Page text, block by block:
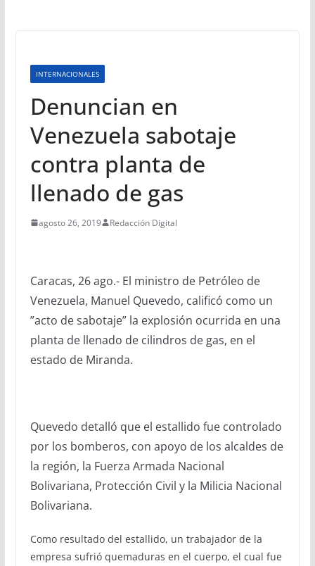
INTERNACIONALES
Denuncian en
Venezuela sabotaje
contra planta de
llenado de gas
agosto 26, 2019 Redacción Digital
Caracas, 26 ago.- El ministro de Petróleo de
Venezuela, Manuel Quevedo, calificó como un
”acto de sabotaje” la explosión ocurrida en una
planta de llenado de cilindros de gas, en el
estado de Miranda.
Quevedo detalló que el estallido fue controlado
por los bomberos, con apoyo de los alcaldes de
la región, la Fuerza Armada Nacional
Bolivariana, Protección Civil y la Milicia Nacional
Bolivariana.
Como resultado del estallido, un trabajador de la
empresa sufrió quemaduras en el cuerpo, el cual fue